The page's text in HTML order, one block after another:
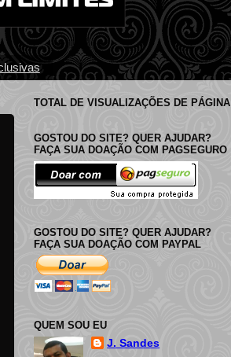
TOTAL DE VISUALIZAÇÕES DE PÁGINA
GOSTOU DO SITE? QUER AJUDAR?
FAÇA SUA DOAÇÃO COM PAGSEGURO
GOSTOU DO SITE? QUER AJUDAR?
FAÇA SUA DOAÇÃO COM PAYPAL
QUEM SOU EU
J. Sandes